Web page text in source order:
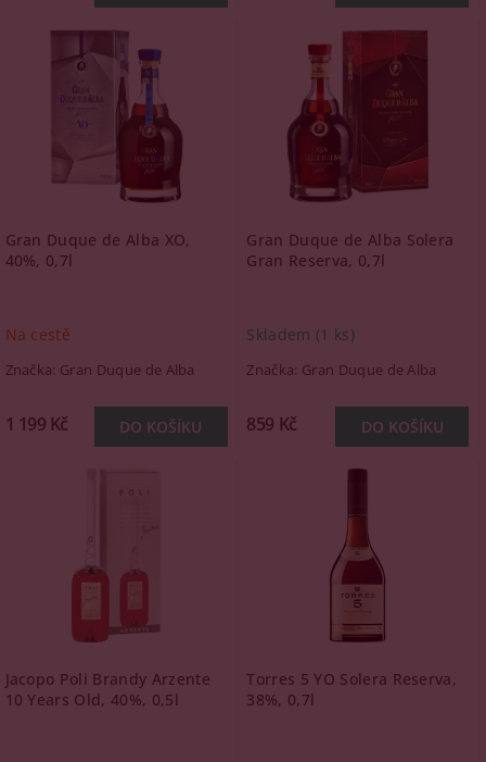
Gran Duque de Alba XO,
40%, 0,7l
Na cestě
Značka: Gran Duque de Alba
1 199 Kč
Gran Duque de Alba Solera
Gran Reserva, 0,7l
Skladem (1 ks)
Značka: Gran Duque de Alba
859 Kč
Jacopo Poli Brandy Arzente
10 Years Old, 40%, 0,5l
Torres 5 YO Solera Reserva,
38%, 0,7l